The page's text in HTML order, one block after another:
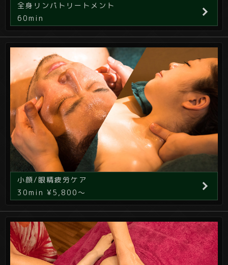
全身リンパトリートメント
60min
小顔/眼精疲労ケア
30min ¥5,800～